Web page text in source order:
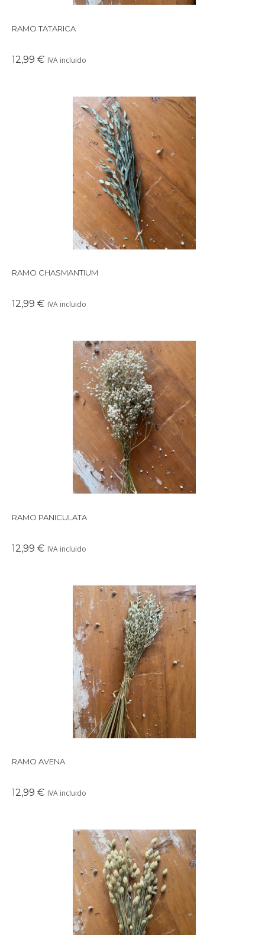
RAMO TATARICA
12,99 € IVA incluido
Precioso ramo de flores secas en tonos suaves y delicados,
perfectos para crear un ambiente cálido en cualquier rincón de
RAMO CHASMANTIUM
12,99 € IVA incluido
Precioso ramo de flores secas en tonos suaves y delicados,
perfectos para crear un ambiente cálido en cualquier rincón de
RAMO PANICULATA
12,99 € IVA incluido
Precioso ramo de flores secas en tonos suaves y delicados,
perfectos para crear un ambiente cálido en cualquier rincón de
RAMO AVENA
12,99 € IVA incluido
Precioso ramo de flores secas en tonos suaves y delicados,
perfectos para crear un ambiente cálido en cualquier rincón de